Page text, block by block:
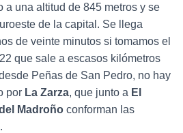
I
Ó
a una altitud de 845 metros y se
de la capital. Se llega
de veinte minutos si tomamos el
que sale a escasos kilómetros
Peñas de San Pedro, no hay
por La Zarza, que junto a El
Madroño conforman las